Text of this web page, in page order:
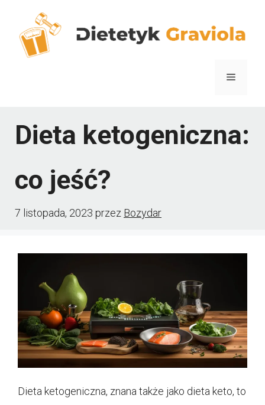
treści
Menu
Dieta ketogeniczna:
co jeść?
7 listopada, 2023 przez Bozydar
Dieta ketogeniczna, znana także jako dieta keto, to